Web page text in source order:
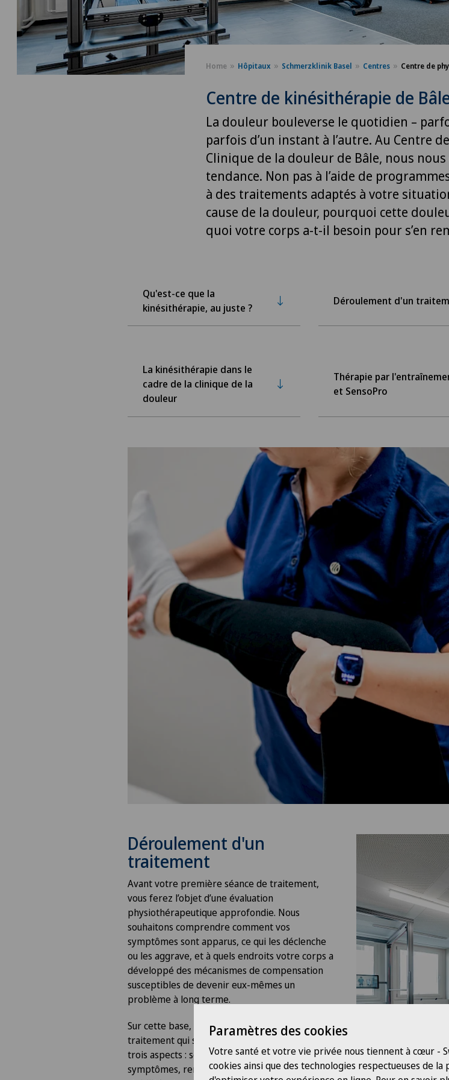
Home Hôpitaux Schmerzklinik Basel Centres Centre de
Centre de kinésithérapie de
La douleur bouleverse le quotidien –
parfois d’un instant à l’autre. Au Centre
Clinique de la douleur de Bâle, nous
tendance. Non pas à l’aide de
à des traitements adaptés à votre
cause de la douleur, pourquoi cette
quoi votre corps a-t-il besoin pour s’en
Qu'est-ce que la
kinésithérapie, au juste ?
Déroulement d'un
La kinésithérapie dans le
cadre de la clinique de la
douleur
Thérapie par
et SensoPro
Déroulement d'un
traitement
Avant votre première séance de traitement,
vous ferez l’objet d’une évaluation
physiothérapeutique approfondie. Nous
souhaitons comprendre comment vos
symptômes sont apparus, ce qui les déclenche
ou les aggrave, et à quels endroits votre corps a
développé des mécanismes de compensation
susceptibles de devenir eux-mêmes un
problème à long terme.
Sur cette base, nous élaborons un plan de
traitement qui se concentre simultanément sur
trois aspects : soulager immédiatement vos
symptômes, renforcer votre résilience et votre
Paramètres des cookies
Votre santé et votre vie privée nous tiennent à cœur -
cookies ainsi que des technologies respectueuses de